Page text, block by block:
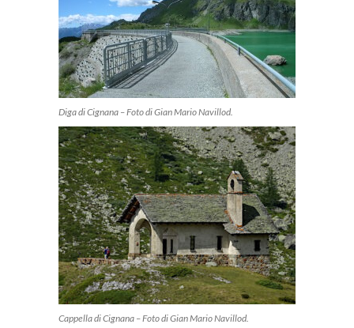
Diga di Cignana – Foto di Gian Mario Navillod.
Cappella di Cignana – Foto di Gian Mario Navillod.